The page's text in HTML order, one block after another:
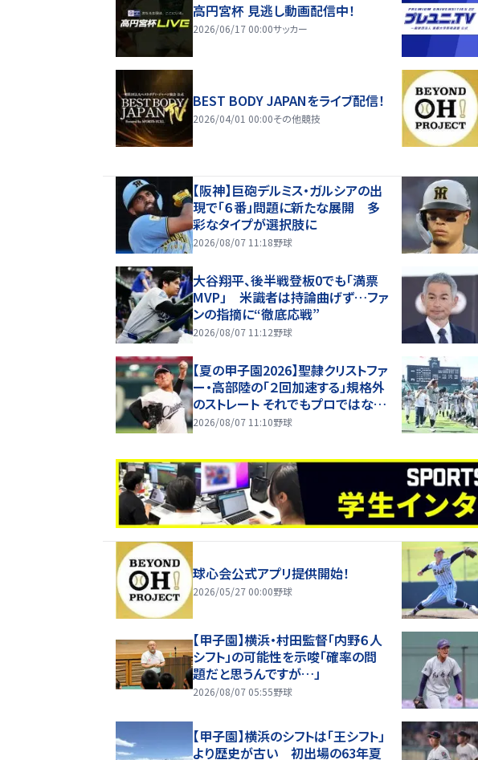
高円宮杯 見逃し動画配信中！
2026/06/17 00:00サッカー
BEST BODY JAPANをライブ配信！
2026/04/01 00:00その他競技
【阪神】巨砲デルミス・ガルシアの出
現で「６番」問題に新たな展開 多
彩なタイプが選択肢に
2026/08/07 11:18野球
大谷翔平、後半戦登板0でも「満票
MVP」 米識者は持論曲げず…ファ
ンの指摘に“徹底応戦”
2026/08/07 11:12野球
【夏の甲子園2026】聖隷クリストファ
ー・高部陸の「２回加速する」規格外
のストレート それでもプロではなく
大学進学を選ぶ理由
2026/08/07 11:10野球
球心会公式アプリ提供開始！
2026/05/27 00:00野球
【甲子園】横浜・村田監督「内野６人
シフト」の可能性を示唆「確率の問
題だと思うんですが…」
2026/08/07 05:55野球
【甲子園】横浜のシフトは「王シフト」
より歴史が古い 初出場の63年夏